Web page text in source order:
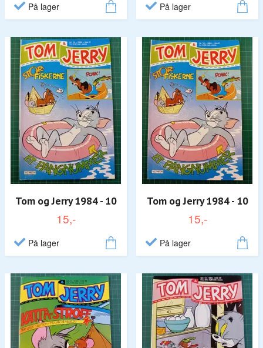
På lager På lager
Tom og Jerry 1984 - 10
15,-
På lager
Tom og Jerry 1984 - 10
15,-
På lager